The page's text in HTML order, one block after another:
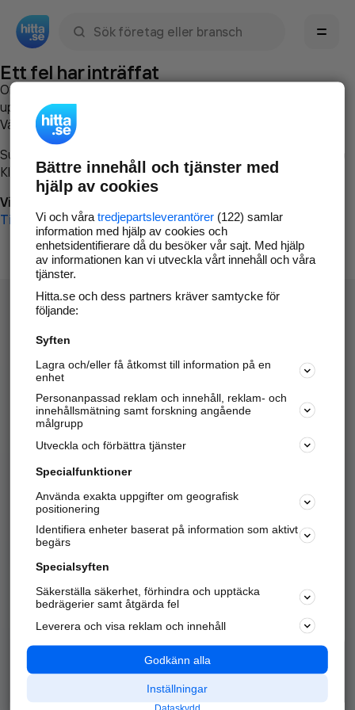
Ett fel har inträffat
Om du vill kan du
uppstod så att vi lättare och snabbare kan avhjälpa det.
Vänligen försök med följande:
Surfa till
Klicka påTillbaka-knappen i webbläsaren och försök igen
Vi beklagar besväret!
Till startsidan
Hitta.se - Gratis nummerupplysning.
Sök företag, personer och platser.
Hitta telefonnummer, adresser, företagsinfo mm.
Marknadsför företaget
Kom igång och annonsera mot
samarbetspartners nära dig.
Alla kategorier
Populära sökningar
API & Kartor
Annonsera
Integritet
Nödnummer
Bättre innehåll och tjänster med
hjälp av cookies
Vi och våra tredjepartsleverantörer(122) samlar
information med hjälp av cookies och
enhetsidentifierare då du besöker vår sajt. Med hjälp
av informationen kan vi utveckla vårt innehåll och våra
tjänster.
Hitta.se och dess partners kräver samtycke för
följande:
Syften
Lagra och/eller få åtkomst till information på en
enhet
Personanpassad reklam och innehåll, reklam- och
innehållsmätning samt forskning angående
målgrupp
Utveckla och förbättra tjänster
Specialfunktioner
Använda exakta uppgifter om geografisk
positionering
Identifiera enheter baserat på information som aktivt
begärs
Specialsyften
Säkerställa säkerhet, förhindra och upptäcka
bedrägerier samt åtgärda fel
Leverera och visa reklam och innehåll
Godkänn alla
Inställningar
Dataskydd